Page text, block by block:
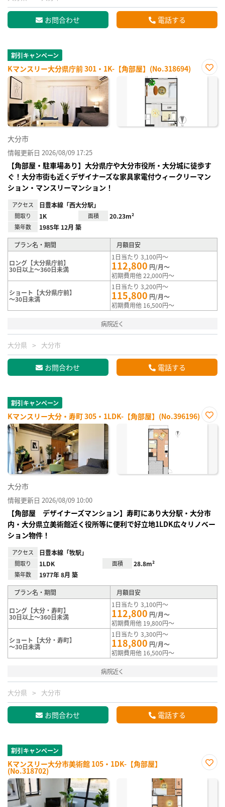
お問合わせ 電話する
割引キャンペーン
Kマンスリー大分県庁前 301・1K-【角部屋】(No.318694)
お気
大分市
情報更新日 2026/08/09 17:25
【角部屋・駐車場あり】大分県庁や大分市役所・大分城に徒歩す
ぐ！大分市街も近くデザイナーズな家具家電付ウィークリーマン
ション・マンスリーマンション！
アクセス 日豊本線「西大分駅」
間取り 1K 面積 20.23m²
築年数 1985年 12月 築
プラン名・期間 月額目安
ロング【大分県庁前】
30日以上～360日未満
1日当たり 3,100円～
112,800 円/月～
初期費用他 22,000円～
ショート【大分県庁前】
～30日未満
1日当たり 3,200円～
115,800 円/月～
初期費用他 16,500円～
病院近く
大分県 大分市
お問合わせ 電話する
割引キャンペーン
Kマンスリー大分・寿町 305・1LDK-【角部屋】(No.396196)
お気
大分市
情報更新日 2026/08/09 10:00
【角部屋 デザイナーズマンション】寿町にあり大分駅・大分市
内・大分県立美術館近く役所等に便利で好立地1LDK広々リノベー
ション物件！
アクセス 日豊本線「牧駅」
間取り 1LDK 面積 28.8m²
築年数 1977年 8月 築
プラン名・期間 月額目安
ロング【大分・寿町】
30日以上～360日未満
1日当たり 3,100円～
112,800 円/月～
初期費用他 19,800円～
ショート【大分・寿町】
～30日未満
1日当たり 3,300円～
118,800 円/月～
初期費用他 16,500円～
病院近く
大分県 大分市
お問合わせ 電話する
割引キャンペーン
Kマンスリー大分市美術館 105・1DK-【角部屋】
(No.318702)
に入